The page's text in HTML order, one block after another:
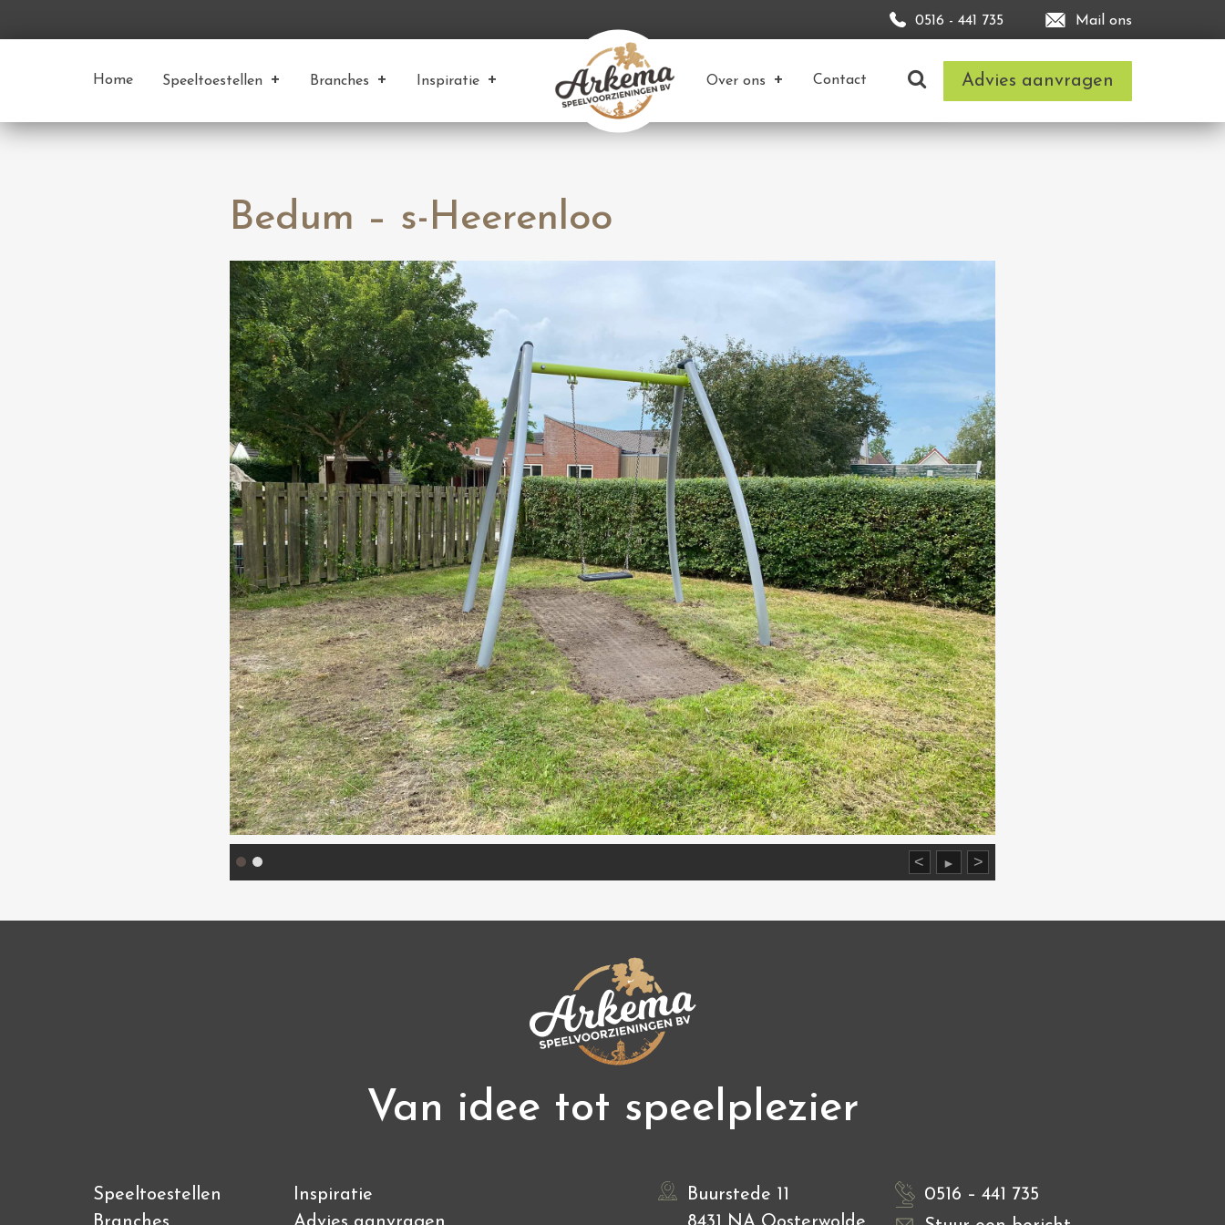
0516 - 441 735 Mail ons
Home Speeltoestellen Branches Inspiratie Over ons Contact Advies aanvragen
Bedum – s-Heerenloo
< ► >
Van idee tot speelplezier
Speeltoestellen
Inspiratie
0516 – 441 735
Buurstede 11